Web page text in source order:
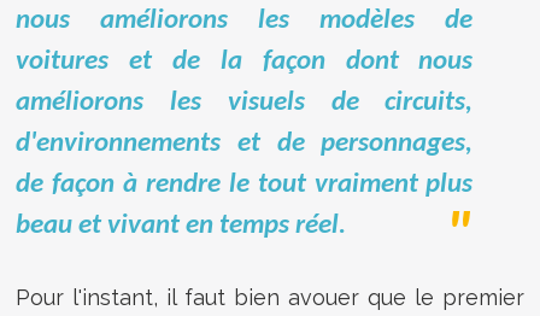
nous améliorons les modèles de
voitures et de la façon dont nous
améliorons les visuels de circuits,
d'environnements et de personnages,
de façon à rendre le tout vraiment plus
beau et vivant en temps réel.
Pour l'instant, il faut bien avouer que le premier